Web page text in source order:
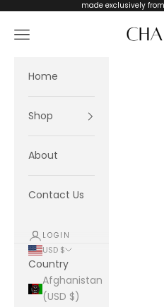
made exclusively
CHAINZ
Navigation menu
Home
Shop
About
Contact Us
LOGIN
USD $
Country
Afghanistan
(USD $)